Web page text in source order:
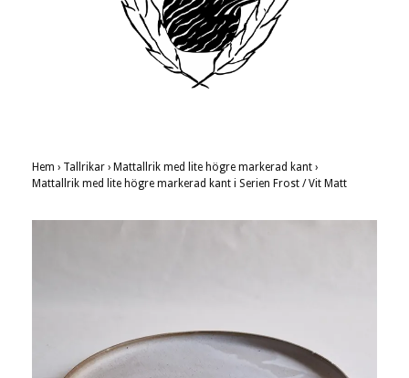
Hem › Tallrikar › Mattallrik med lite högre markerad kant ›
Mattallrik med lite högre markerad kant i Serien Frost / Vit Matt